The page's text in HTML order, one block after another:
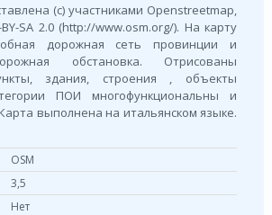
(с) участниками Openstreetmap,
SA 2.0 (http://www.osm.org/). На карту
дорожная сеть провинции и
обстановка. Отрисованы
здания, строения , объекты
ПОИ многофункциональны и
выполнена на итальянском языке.
OSM
3,5
Нет